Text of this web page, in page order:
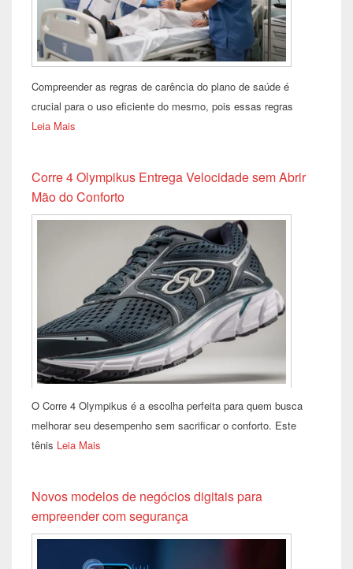
Compreender as regras de carência do plano de saúde é
crucial para o uso eficiente do mesmo, pois essas regras
Leia Mais
Corre 4 Olympikus Entrega Velocidade sem Abrir
Mão do Conforto
O Corre 4 Olympikus é a escolha perfeita para quem busca
melhorar seu desempenho sem sacrificar o conforto. Este
tênis Leia Mais
Novos modelos de negócios digitais para
empreender com segurança